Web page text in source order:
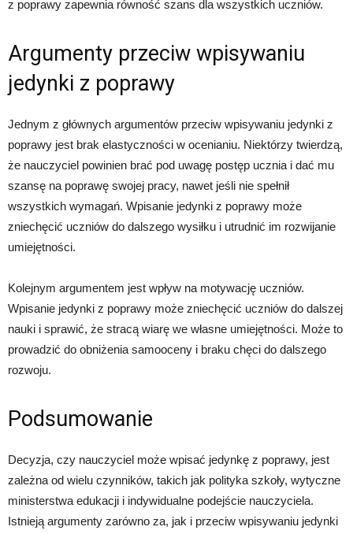
z poprawy zapewnia równość szans dla wszystkich uczniów.
Argumenty przeciw wpisywaniu
jedynki z poprawy
Jednym z głównych argumentów przeciw wpisywaniu jedynki z
poprawy jest brak elastyczności w ocenianiu. Niektórzy twierdzą,
że nauczyciel powinien brać pod uwagę postęp ucznia i dać mu
szansę na poprawę swojej pracy, nawet jeśli nie spełnił
wszystkich wymagań. Wpisanie jedynki z poprawy może
zniechęcić uczniów do dalszego wysiłku i utrudnić im rozwijanie
umiejętności.
Kolejnym argumentem jest wpływ na motywację uczniów.
Wpisanie jedynki z poprawy może zniechęcić uczniów do dalszej
nauki i sprawić, że stracą wiarę we własne umiejętności. Może to
prowadzić do obniżenia samooceny i braku chęci do dalszego
rozwoju.
Podsumowanie
Decyzja, czy nauczyciel może wpisać jedynkę z poprawy, jest
zależna od wielu czynników, takich jak polityka szkoły, wytyczne
ministerstwa edukacji i indywidualne podejście nauczyciela.
Istnieją argumenty zarówno za, jak i przeciw wpisywaniu jedynki